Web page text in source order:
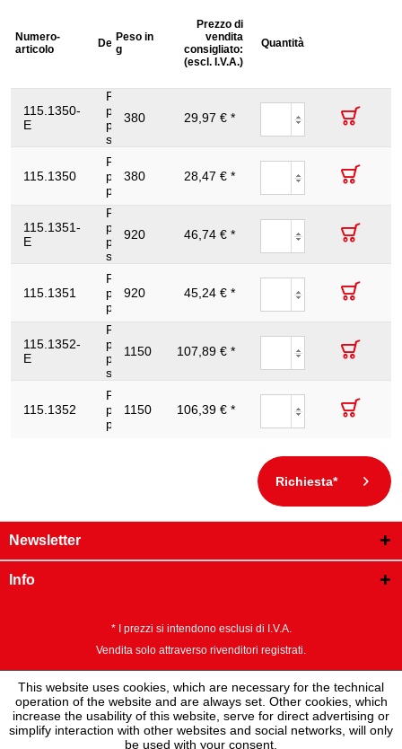
Numero­
articolo
Descrizione
pinza
imballaggio
Peso in
g
Prezzo di
vendita
consigliato:
(escl. I.V.A.)
Quantità
115.1350-
E
Pinza regolabile
p.tubi
professionale,165mm
su rimorchio
380 29,97 € *
115.1350
Pinza regolabile
p.tubi
professionale,165mm
380 28,47 € *
115.1351-
E
Pinza regolabile
p.tubi
professionale,330mm
su rimorchio
920 46,74 € *
115.1351
Pinza regolabile
p.tubi
professionale,330mm
920 45,24 € *
115.1352-
E
Pinza regolabile
p.tubi
professionale,420mm
su rimorchio
1150 107,89 € *
115.1352
Pinza regolabile
p.tubi
professionale,420mm
1150 106,39 € *
Richiesta*
Newsletter
Info
* I prezzi si intendono esclusi di I.V.A.
Vendita solo attraverso rivenditori registrati.
This website uses cookies, which are necessary for the technical
operation of the website and are always set. Other cookies, which
increase the usability of this website, serve for direct advertising or
simplify interaction with other websites and social networks, will only
be used with your consent.